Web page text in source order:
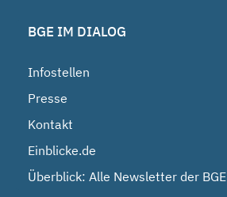
BGE IM DIALOG
Infostellen
Presse
Kontakt
Einblicke.de
Überblick: Alle Newsletter der BGE